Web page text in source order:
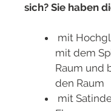
sich? Sie haben
mit
mit dem
Raum und
den Raum
mit